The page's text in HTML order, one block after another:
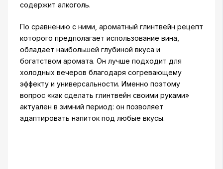
содержит алкоголь.
По сравнению с ними, ароматный глинтвейн рецепт
которого предполагает использование вина,
обладает наибольшей глубиной вкуса и
богатством аромата. Он лучше подходит для
холодных вечеров благодаря согревающему
эффекту и универсальности. Именно поэтому
вопрос «как сделать глинтвейн своими руками»
актуален в зимний период: он позволяет
адаптировать напиток под любые вкусы.